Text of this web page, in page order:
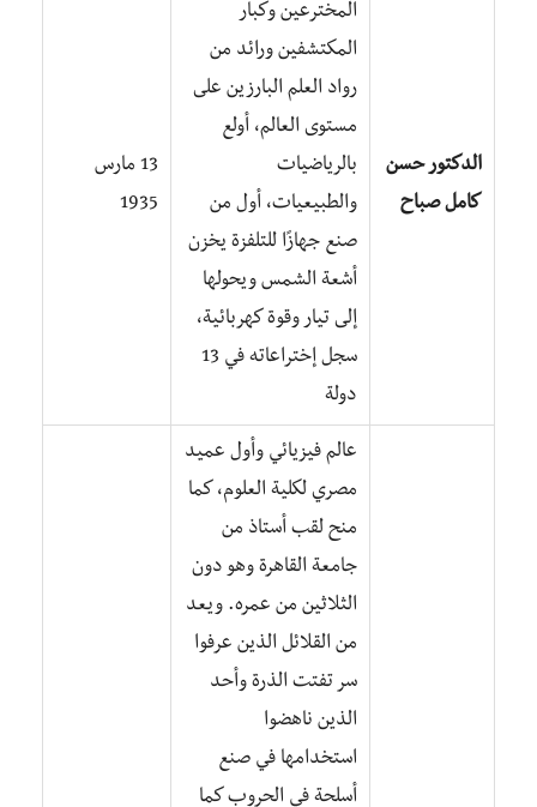
الدكتور حسن
كامل صباح
المخترعين وكبار
المكتشفين ورائد من
رواد العلم البارزين على
مستوى العالم، أولع
بالرياضيات
والطبيعيات، أول من
صنع جهازًا للتلفزة يخزن
أشعة الشمس ويحولها
إلى تيار وقوة كهربائية،
سجل إختراعاته في 13
دولة
13 مارس
1935
عالم فيزيائي وأول عميد
مصري لكلية العلوم، كما
منح لقب أستاذ من
جامعة القاهرة وهو دون
الثلاثين من عمره. ويعد
من القلائل الذين عرفوا
سر تفتت الذرة وأحد
الذين ناهضوا
استخدامها في صنع
أسلحة في الحروب كما